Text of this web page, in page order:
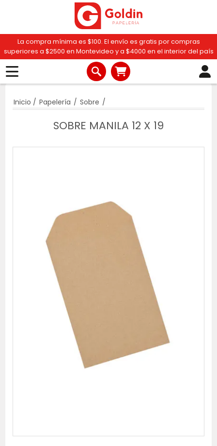
La compra mínima es $100. El envío es gratis por compras
superiores a $2500 en Montevideo y a $4000 en el interior del país
Inicio / Papelería / Sobre /
SOBRE MANILA 12 X 19